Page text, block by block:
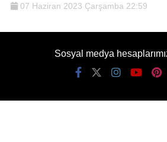
07 Haziran 2023 Çarşamba 22:59
Sosyal medya